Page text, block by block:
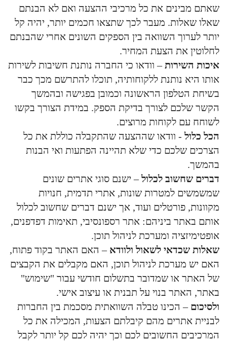
שאתם מבינים את כל מרכיבי ההצעה ואם לא הבנתם
שאלו שאלות. מעבר לכך שתצאו חכמים יותר, יהיה קל
יותר לערוך השוואה בין הספקים השונים אחרי שהבנתם
לחלוטין את הצעת המחיר.
איכות השירות– וודאו כי החברה נותנת חשיבות לשירות
אותו היא נותנת ללקוחותיה, תוכלו להתרשם מכך כבר
בשיחת הטלפון הראשונה וכמובן בפגישה ובהמשך
הקשר שלכם לצורך בדיקת הספק. במידת הצורך בקשו
לשוחח עם לקוחות מרוצים.
הכל כלול- וודאו שההצעה שהתקבלה כוללת את כל
הצרכים שלכם כדי שלא תהיינה הפתעות ואי הבנות
בהמשך.
דברים שחשוב לכלול– ישנם סוגי אתרים שונים
שמשמשים למטרות שונות, אתרי תדמית, חנויות
מקוונות, פורטלים ועוד, אך ישנם דברים שחשוב לכלול
אותם באתר ביניהם: אתר רספונסיבי, תאימות דפדפנים,
אופטימיזציה ומערכת לניהול תוכן.
שאלות שכדאי לשאול ולוודא – האם האתר בקוד פתוח,
האם יש מערכת לניהול תוכן, האם מקבלים את הקבצים
של האתר או שמדובר בתשלום חודשי עבור "שימוש"
באתר, האתר בנוי על תבנית או עיצוב אישי.
ולסיכום – הכינו טבלה השוואתית מסכמת בין החברות
לבניית אתרים מהם קיבלתם הצעות, המכילה את כל
המרכיבים החשובים לכם וכך יהיה לכם קל יותר לקבל